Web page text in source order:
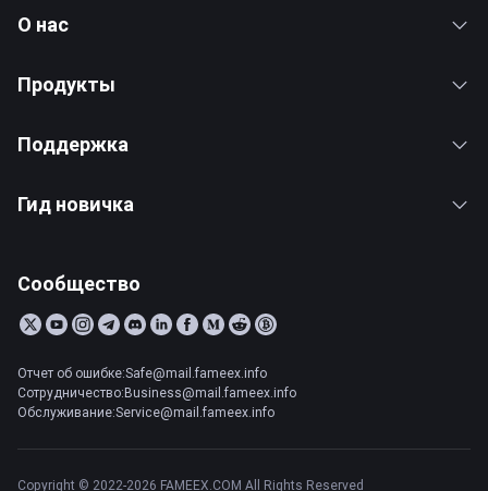
О нас
Продукты
Поддержка
Гид новичка
Сообщество
Отчет об ошибке:Safe@mail.fameex.info
Сотрудничество:Business@mail.fameex.info
Обслуживание:Service@mail.fameex.info
Copyright © 2022-2026 FAMEEX.COM All Rights Reserved